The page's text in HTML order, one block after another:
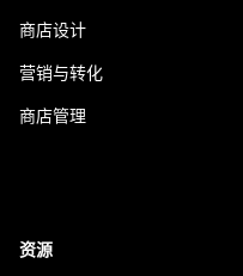
商店设计
营销与转化
商店管理
资源